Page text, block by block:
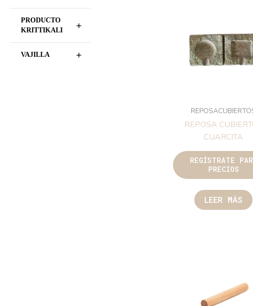
+
PRODUCTO
KRITTIKALI
+
VAJILLA
REPOSA
CUARCITA
REGÍSTRATE
PRECIOS
LEER MÁS